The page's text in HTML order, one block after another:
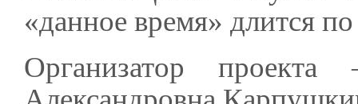
«данное время» длится
Организатор